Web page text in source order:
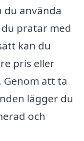
använda
pratar med
kan du
pris eller
att ta
lägger du
och